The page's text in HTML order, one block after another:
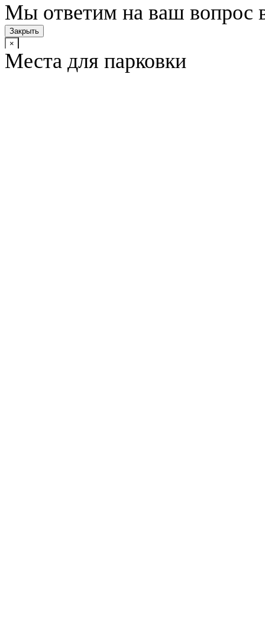
Мы ответим на ваш вопрос
Закрыть
×
Места для парковки